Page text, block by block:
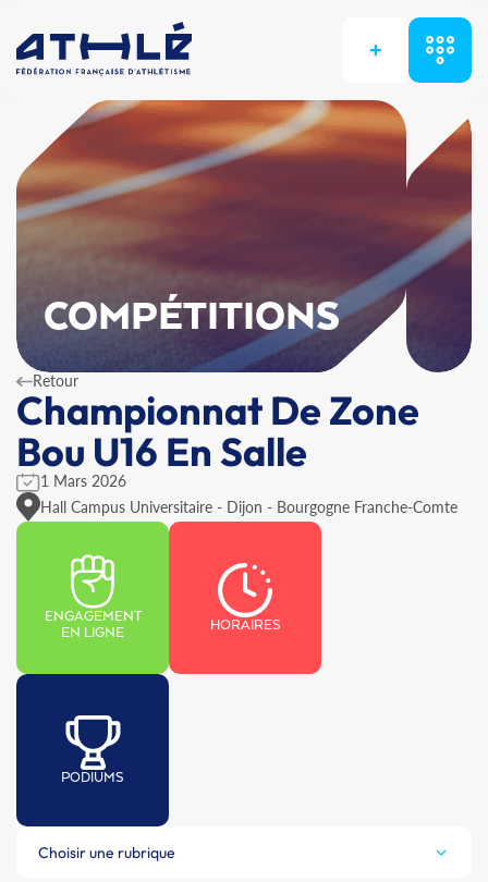
+
COMPÉTITIONS
Retour
Championnat De Zone
Bou U16 En Salle
1 Mars 2026
Hall Campus Universitaire - Dijon - Bourgogne Franche-Comte
ENGAGEMENT
EN LIGNE
HORAIRES
PODIUMS
Choisir une rubrique